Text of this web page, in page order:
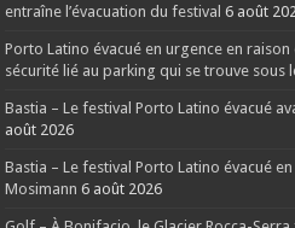
entraîne l’évacuation du festival 6 août
Porto Latino évacué en urgence en
sécurité lié au parking qui se trouve sous
Bastia – Le festival Porto Latino évacué
août 2026
Bastia – Le festival Porto Latino évacué
Mosimann 6 août 2026